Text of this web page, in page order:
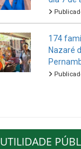
174
Nazaré
UTILIDADE